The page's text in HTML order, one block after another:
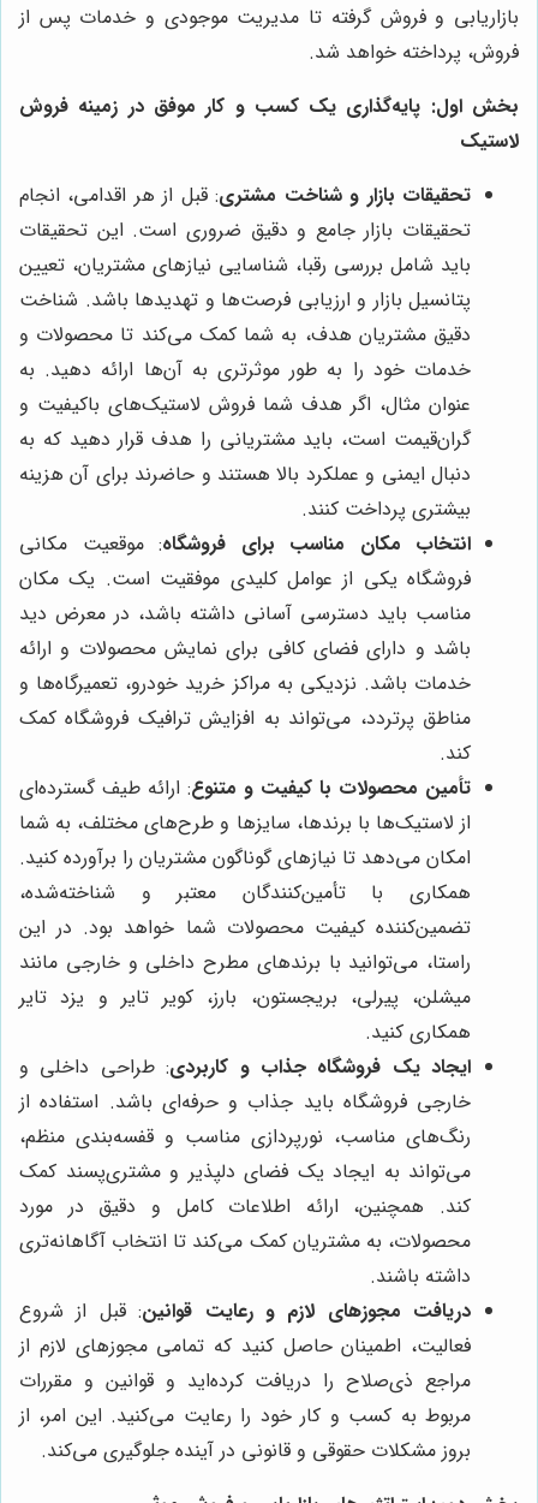
بازاریابی و فروش گرفته تا مدیریت موجودی و خدمات پس از
فروش، پرداخته خواهد شد.
بخش اول: پایه‌گذاری یک کسب و کار موفق در زمینه فروش
لاستیک
تحقیقات بازار و شناخت مشتری: قبل از هر اقدامی، انجام
تحقیقات بازار جامع و دقیق ضروری است. این تحقیقات
باید شامل بررسی رقبا، شناسایی نیازهای مشتریان، تعیین
پتانسیل بازار و ارزیابی فرصت‌ها و تهدیدها باشد. شناخت
دقیق مشتریان هدف، به شما کمک می‌کند تا محصولات و
خدمات خود را به طور موثرتری به آن‌ها ارائه دهید. به
عنوان مثال، اگر هدف شما فروش لاستیک‌های باکیفیت و
گران‌قیمت است، باید مشتریانی را هدف قرار دهید که به
دنبال ایمنی و عملکرد بالا هستند و حاضرند برای آن هزینه
بیشتری پرداخت کنند.
انتخاب مکان مناسب برای فروشگاه: موقعیت مکانی
فروشگاه یکی از عوامل کلیدی موفقیت است. یک مکان
مناسب باید دسترسی آسانی داشته باشد، در معرض دید
باشد و دارای فضای کافی برای نمایش محصولات و ارائه
خدمات باشد. نزدیکی به مراکز خرید خودرو، تعمیرگاه‌ها و
مناطق پرتردد، می‌تواند به افزایش ترافیک فروشگاه کمک
کند.
تأمین محصولات با کیفیت و متنوع: ارائه طیف گسترده‌ای
از لاستیک‌ها با برندها، سایزها و طرح‌های مختلف، به شما
امکان می‌دهد تا نیازهای گوناگون مشتریان را برآورده کنید.
همکاری با تأمین‌کنندگان معتبر و شناخته‌شده،
تضمین‌کننده کیفیت محصولات شما خواهد بود. در این
راستا، می‌توانید با برندهای مطرح داخلی و خارجی مانند
میشلن، پیرلی، بریجستون، بارز، کویر تایر و یزد تایر
همکاری کنید.
ایجاد یک فروشگاه جذاب و کاربردی: طراحی داخلی و
خارجی فروشگاه باید جذاب و حرفه‌ای باشد. استفاده از
رنگ‌های مناسب، نورپردازی مناسب و قفسه‌بندی منظم،
می‌تواند به ایجاد یک فضای دلپذیر و مشتری‌پسند کمک
کند. همچنین، ارائه اطلاعات کامل و دقیق در مورد
محصولات، به مشتریان کمک می‌کند تا انتخاب آگاهانه‌تری
داشته باشند.
دریافت مجوزهای لازم و رعایت قوانین: قبل از شروع
فعالیت، اطمینان حاصل کنید که تمامی مجوزهای لازم از
مراجع ذی‌صلاح را دریافت کرده‌اید و قوانین و مقررات
مربوط به کسب و کار خود را رعایت می‌کنید. این امر، از
بروز مشکلات حقوقی و قانونی در آینده جلوگیری می‌کند.